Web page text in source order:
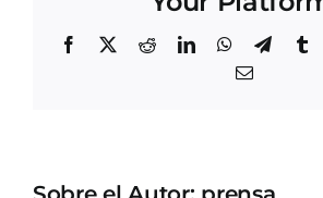
Facebook
X RedditLinkedInWhatsApp
Correo